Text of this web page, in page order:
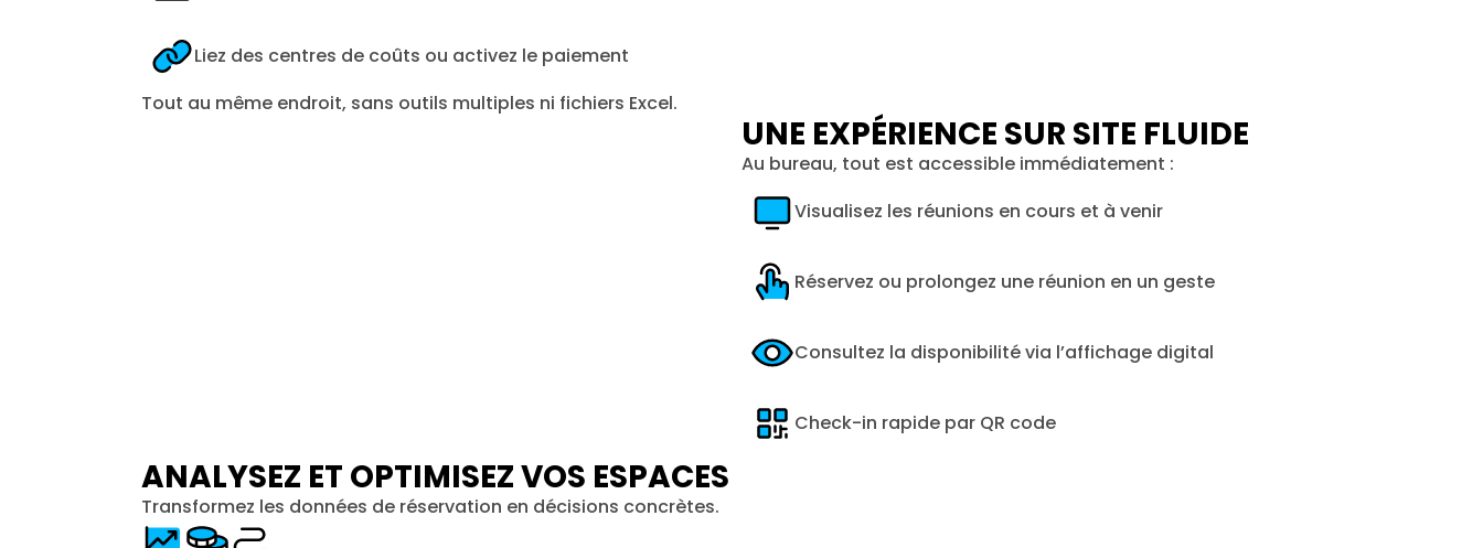
Liez des centres de coûts ou activez le paiement
Tout au même endroit, sans outils multiples ni fichiers Excel.
UNE EXPÉRIENCE SUR SITE FLUIDE
Au bureau, tout est accessible immédiatement :
Visualisez les réunions en cours et à venir
Réservez ou prolongez une réunion en un geste
Consultez la disponibilité via l’affichage digital
Check-in rapide par QR code
ANALYSEZ ET OPTIMISEZ VOS ESPACES
Transformez les données de réservation en décisions concrètes.